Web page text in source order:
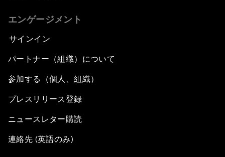
エンゲージメント
サインイン
パートナー（組織）について
参加する（個人、組織）
プレスリリース登録
ニュースレター購読
連絡先 (英語のみ)